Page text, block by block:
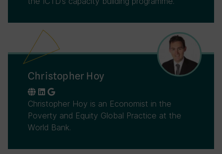
Christopher Hoy
Christopher Hoy is an Economist in the
Poverty and Equity Global Practice at the
World Bank.